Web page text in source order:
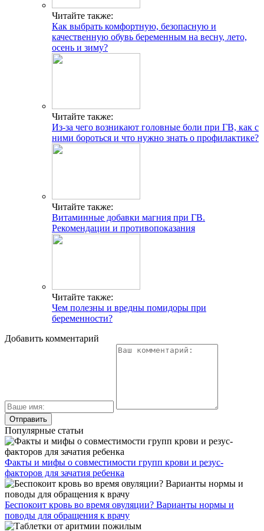
Читайте также:
Как выбрать комфортную, безопасную и
качественную обувь беременным на весну, лето,
осень и зиму?
Читайте также:
Из-за чего возникают головные боли при ГВ, как с
ними бороться и что нужно знать о профилактике?
Читайте также:
Витаминные добавки магния при ГВ.
Рекомендации и противопоказания
Читайте также:
Чем полезны и вредны помидоры при
беременности?
Добавить комментарий
Популярные статьи
Факты и мифы о совместимости групп крови и резус-
факторов для зачатия ребенка
Беспокоит кровь во время овуляции? Варианты нормы и
поводы для обращения к врачу